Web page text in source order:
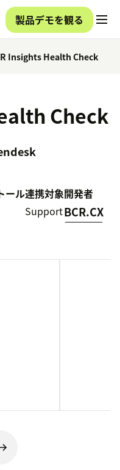
製品デモを観る
Insights Health Check
Check
ール連携対象
Support
開発者
BCR.CX